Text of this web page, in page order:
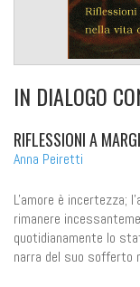
IN DIALOGO
RIFLESSIONI A
Anna Peiretti
L'amore è incertezza;
rimanere
quotidianamente lo
narra del suo sofferto